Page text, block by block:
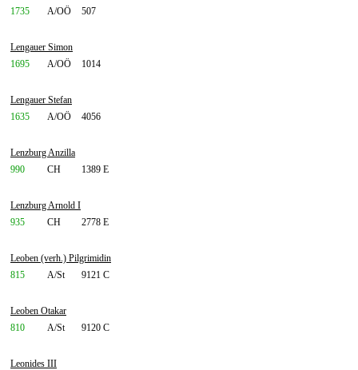
1735 A/OÖ 507
Lengauer Simon
1695
A/OÖ 1014
Lengauer Stefan
1635
A/OÖ 4056
Lenzburg Anzilla
990
CH 1389 E
Lenzburg Arnold I
935
CH 2778 E
Leoben (verh.) Pilgrimidin
815
A/St 9121 C
Leoben Otakar
810
A/St 9120 C
Leonides III